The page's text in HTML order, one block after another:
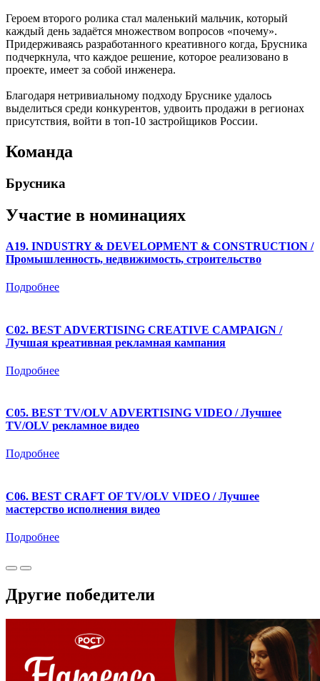
Героем второго ролика стал маленький мальчик, который
каждый день задаётся множеством вопросов «почему».
Придерживаясь разработанного креативного когда, Брусника
подчеркнула, что каждое решение, которое реализовано в
проекте, имеет за собой инженера.
Благодаря нетривиальному подходу Бруснике удалось
выделиться среди конкурентов, удвоить продажи в регионах
присутствия, войти в топ-10 застройщиков России.
Команда
Брусника
Участие в номинациях
A19. INDUSTRY & DEVELOPMENT & CONSTRUCTION /
Промышленность, недвижимость, строительство
Подробнее
C02. BEST ADVERTISING CREATIVE CAMPAIGN /
Лучшая креативная рекламная кампания
Подробнее
C05. BEST TV/OLV ADVERTISING VIDEO / Лучшее
TV/OLV рекламное видео
Подробнее
C06. BEST CRAFT OF TV/OLV VIDEO / Лучшее
мастерство исполнения видео
Подробнее
Другие победители